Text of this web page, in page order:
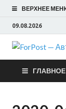
ВЕРХНЕЕ
09.08.2026